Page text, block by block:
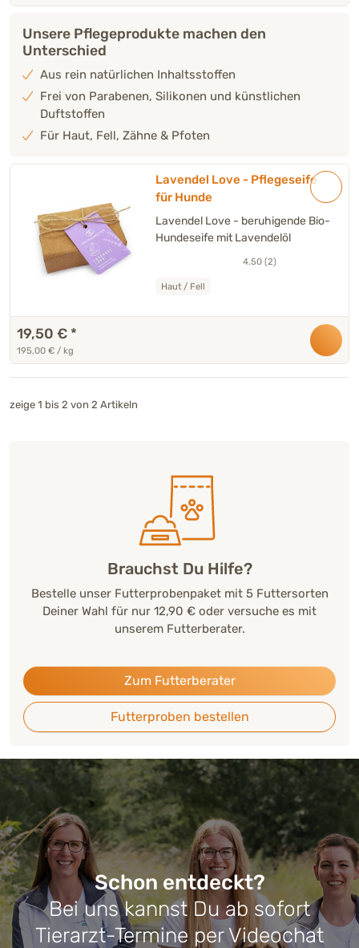
Unsere Pflegeprodukte machen den
Unterschied
Aus rein natürlichen Inhaltsstoffen
Frei von Parabenen, Silikonen und künstlichen
Duftstoffen
Für Haut, Fell, Zähne & Pfoten
Lavendel Love - Pflegeseife
für Hunde
Lavendel Love - beruhigende Bio-
Hundeseife mit Lavendelöl
4.50 (2)
Haut / Fell
19,50 € *
195,00 € / kg
zeige 1 bis 2 von 2 Artikeln
Brauchst Du Hilfe?
Bestelle unser Futterprobenpaket mit 5 Futtersorten
Deiner Wahl für nur 12,90 € oder versuche es mit
unserem Futterberater.
Zum Futterberater
Futterproben bestellen
Schon entdeckt?
Bei uns kannst Du ab sofort
Tierarzt-Termine per Videochat